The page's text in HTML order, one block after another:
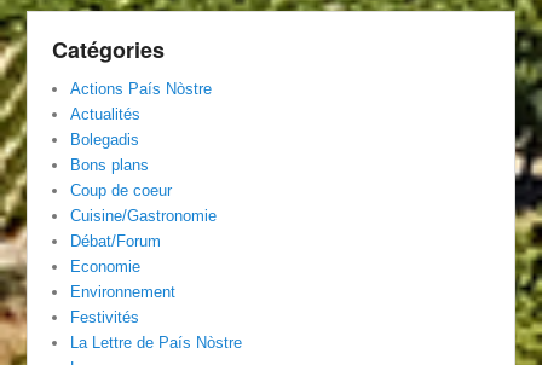
Catégories
Actions País Nòstre
Actualités
Bolegadis
Bons plans
Coup de coeur
Cuisine/Gastronomie
Débat/Forum
Economie
Environnement
Festivités
La Lettre de País Nòstre